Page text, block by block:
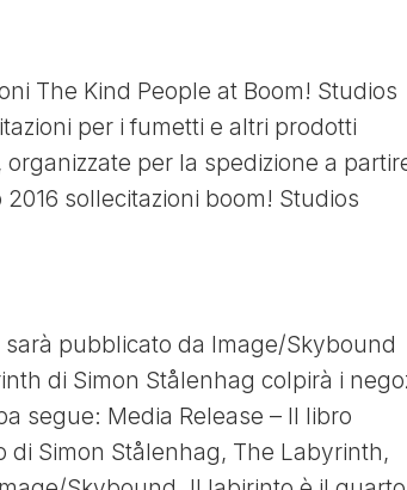
The Kind People at Boom! Studios
per i fumetti e altri prodotti
per la spedizione a
sollecitazioni boom! Studios
pubblicato da Image/Skybound
di Simon Stålenhag colpirà i
segue: Media Release – Il libro
Simon Stålenhag, The Labyrinth,